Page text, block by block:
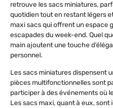
retrouve les sacs miniatures,
quotidien tout en restant légers
maxi sacs qui offrent un espace
escapades du week-end. Quel
main ajoutent une touche
personnel.
Les sacs miniatures dispensent
pièces multifonctionnelles sont
participer à des événements où
Les sacs maxi, quant à eux, sont